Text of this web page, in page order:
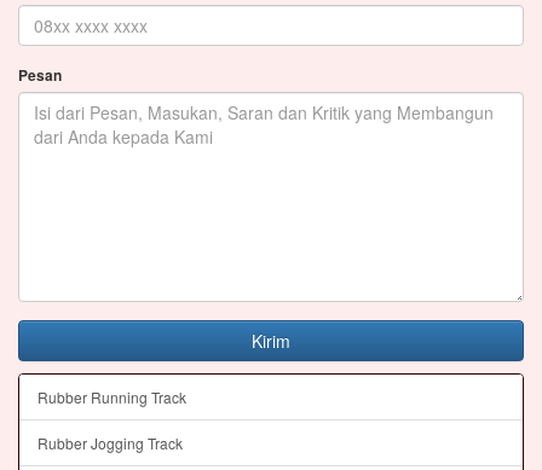
Pesan
Kirim
Rubber Running Track
Rubber Jogging Track